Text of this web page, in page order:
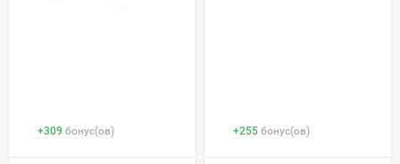
+309 бонус(ов) +255 бонус(ов)